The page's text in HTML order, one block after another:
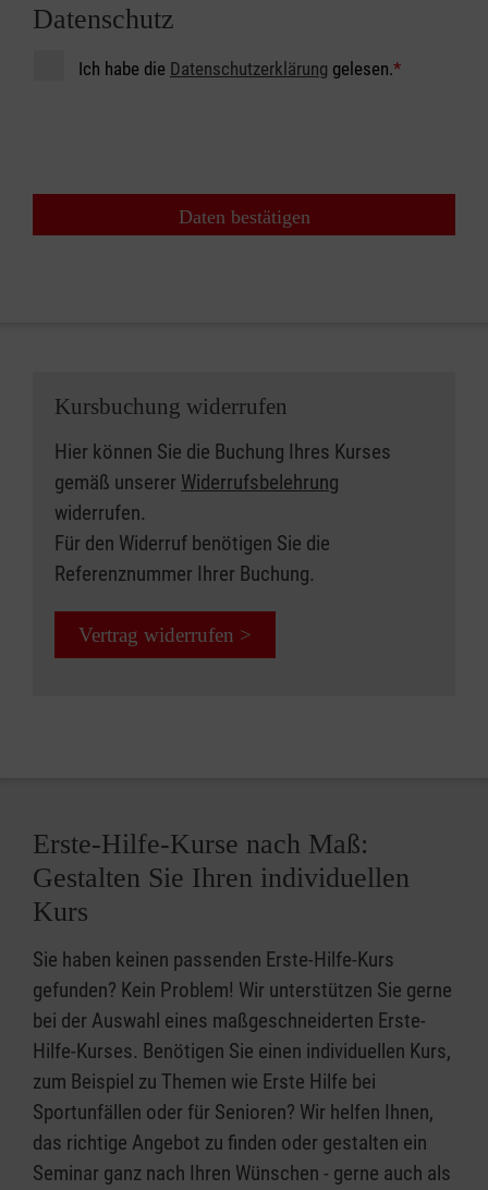
Datenschutz
Ich habe die Datenschutzerklärung gelesen.*
Daten bestätigen
Kursbuchung widerrufen
Hier können Sie die Buchung Ihres Kurses
gemäß unserer Widerrufsbelehrung
widerrufen.
Für den Widerruf benötigen Sie die
Referenznummer Ihrer Buchung.
Vertrag widerrufen >
Erste-Hilfe-Kurse nach Maß:
Gestalten Sie Ihren individuellen
Kurs
Sie haben keinen passenden Erste-Hilfe-Kurs
gefunden? Kein Problem! Wir unterstützen Sie gerne
bei der Auswahl eines maßgeschneiderten Erste-
Hilfe-Kurses. Benötigen Sie einen individuellen Kurs,
zum Beispiel zu Themen wie Erste Hilfe bei
Sportunfällen oder für Senioren? Wir helfen Ihnen,
das richtige Angebot zu finden oder gestalten ein
Seminar ganz nach Ihren Wünschen - gerne auch als